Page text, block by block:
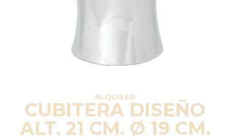
ALQUILER
CUBITERA DISEÑO
ALT. 21 CM. Ø 19 CM.